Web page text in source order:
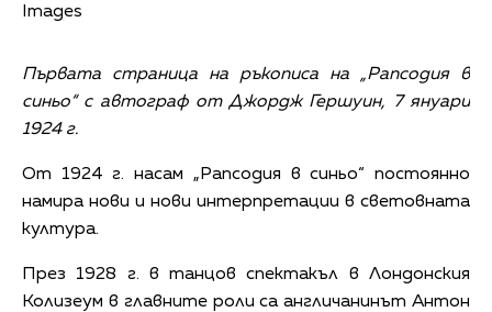
Images
Първата страница на ръкописа на „Рапсодия в
синьо“ с автограф от Джордж Гершуин, 7 януари
1924 г.
От 1924 г. насам „Рапсодия в синьо“ постоянно
намира нови и нови интерпретации в световната
култура.
През 1928 г. в танцов спектакъл в Лондонския
Колизеум в главните роли са англичанинът Антон